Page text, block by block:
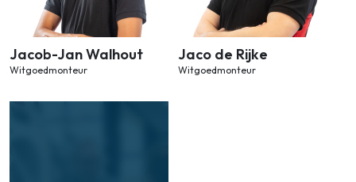
Jacob-Jan Walhout
Witgoedmonteur
Jaco de Rijke
Witgoedmonteur